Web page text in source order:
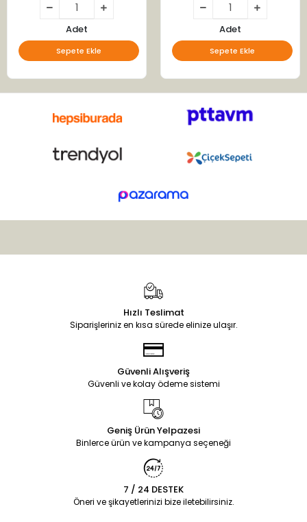
Adet
Sepete Ekle
Adet
Sepete Ekle
Hızlı Teslimat
Siparişleriniz en kısa sürede elinize ulaşır.
Güvenli Alışveriş
Güvenli ve kolay ödeme sistemi
Geniş Ürün Yelpazesi
Binlerce ürün ve kampanya seçeneği
7 / 24 DESTEK
Öneri ve şikayetlerinizi bize iletebilirsiniz.